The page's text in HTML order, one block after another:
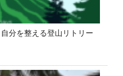
分を整える登山リトリー